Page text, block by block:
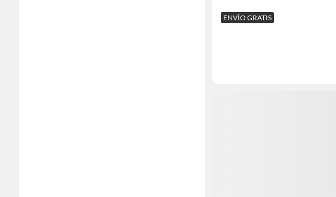
ENVÍO GRATIS